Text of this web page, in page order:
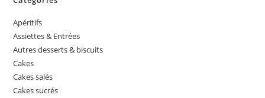
Apéritifs
Assiettes & Entrées
Autres desserts & biscuits
Cakes
Cakes salés
Cakes sucrés